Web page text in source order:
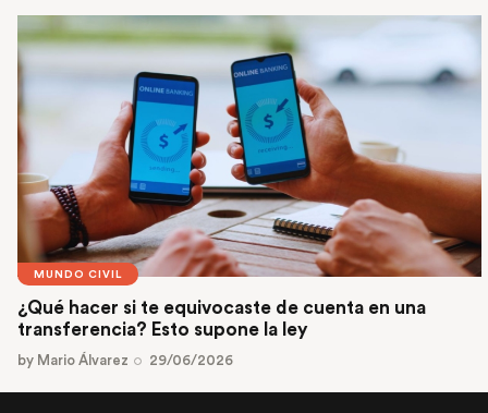
MUNDO CIVIL
¿Qué hacer si te equivocaste de cuenta en una
transferencia? Esto supone la ley
by Mario Álvarez 29/06/2026